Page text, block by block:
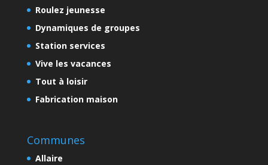
Roulez jeunesse
Dynamiques de groupes
Station services
Vive les vacances
Tout à loisir
Fabrication maison
Communes
Allaire